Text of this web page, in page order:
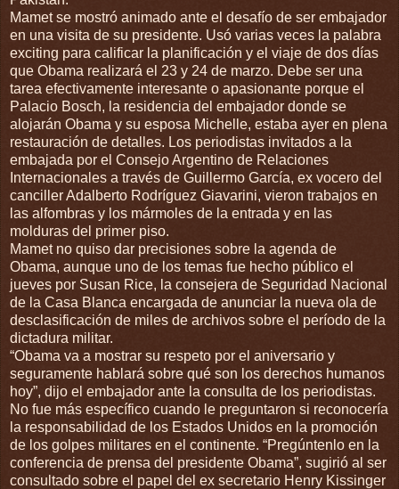
Mamet se mostró animado ante el desafío de ser embajador
en una visita de su presidente. Usó varias veces la palabra
exciting para calificar la planificación y el viaje de dos días
que Obama realizará el 23 y 24 de marzo. Debe ser una
tarea efectivamente interesante o apasionante porque el
Palacio Bosch, la residencia del embajador donde se
alojarán Obama y su esposa Michelle, estaba ayer en plena
restauración de detalles. Los periodistas invitados a la
embajada por el Consejo Argentino de Relaciones
Internacionales a través de Guillermo García, ex vocero del
canciller Adalberto Rodríguez Giavarini, vieron trabajos en
las alfombras y los mármoles de la entrada y en las
molduras del primer piso.
Mamet no quiso dar precisiones sobre la agenda de
Obama, aunque uno de los temas fue hecho público el
jueves por Susan Rice, la consejera de Seguridad Nacional
de la Casa Blanca encargada de anunciar la nueva ola de
desclasificación de miles de archivos sobre el período de la
dictadura militar.
“Obama va a mostrar su respeto por el aniversario y
seguramente hablará sobre qué son los derechos humanos
hoy”, dijo el embajador ante la consulta de los periodistas.
No fue más específico cuando le preguntaron si reconocería
la responsabilidad de los Estados Unidos en la promoción
de los golpes militares en el continente. “Pregúntenlo en la
conferencia de prensa del presidente Obama”, sugirió al ser
consultado sobre el papel del ex secretario Henry Kissinger